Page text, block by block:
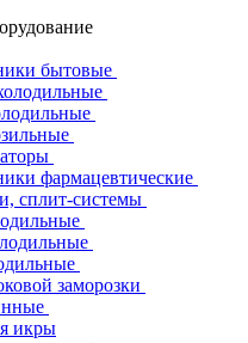
бытовые
фармацевтические
сплит-системы
заморозки
икры